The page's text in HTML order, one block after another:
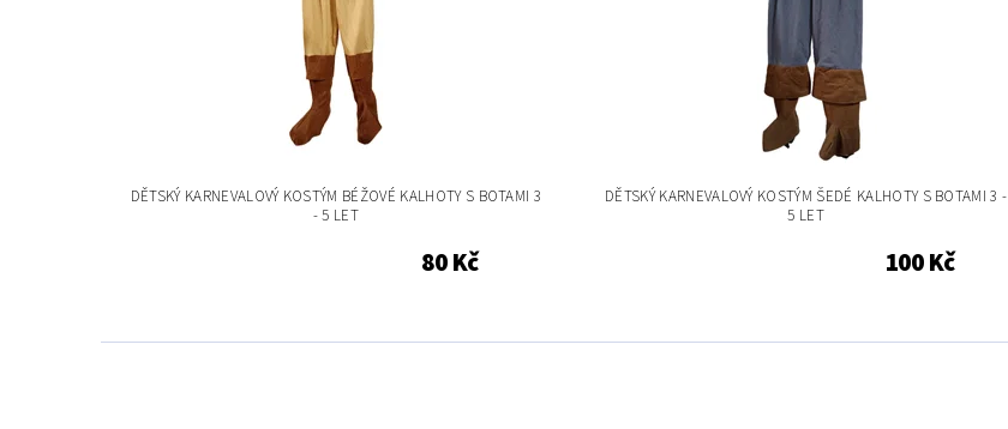
DĚTSKÝ KARNEVALOVÝ KOSTÝM BÉŽOVÉ KALHOTY S BOTAMI 3
- 5 LET
80 Kč
DĚTSKÝ KARNEVALOVÝ KOSTÝM ŠEDÉ KALHOTY S BOTAMI 3 -
5 LET
100 Kč